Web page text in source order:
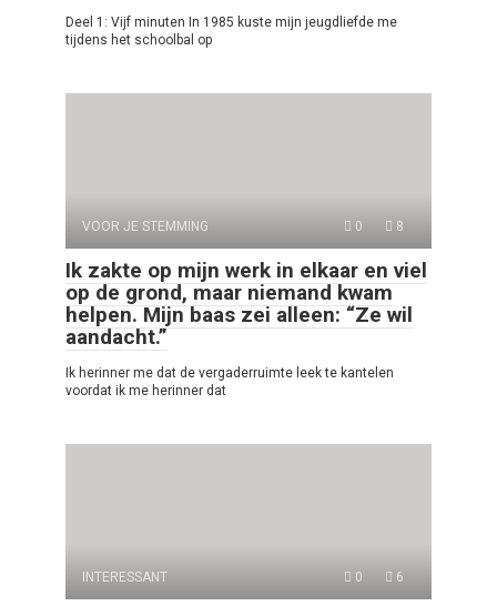
Deel 1: Vijf minuten In 1985 kuste mijn jeugdliefde me
tijdens het schoolbal op
VOOR JE STEMMING 0 8
Ik zakte op mijn werk in elkaar en viel
op de grond, maar niemand kwam
helpen. Mijn baas zei alleen: “Ze wil
aandacht.”
Ik herinner me dat de vergaderruimte leek te kantelen
voordat ik me herinner dat
INTERESSANT 0 6